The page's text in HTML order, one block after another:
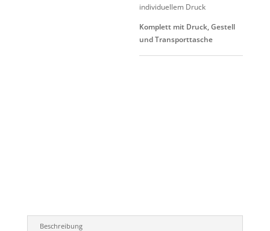
individuellem Druck
Komplett mit Druck, Gestell
und Transporttasche
Beschreibung